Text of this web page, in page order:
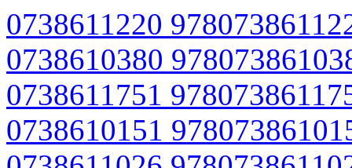
0738611220
0738610380
0738611751
0738610151